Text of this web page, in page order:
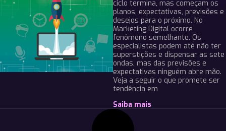
ciclo termina, mas começam os
planos, expectativas, previsões e
desejos para o próximo. No
Marketing Digital ocorre
fenômeno semelhante. Os
especialistas podem até não ter
superstições e dispensar as sete
ondas, mas das previsões e
expectativas ninguém abre mão.
Veja a seguir o que promete ser
tendência em
Saiba mais